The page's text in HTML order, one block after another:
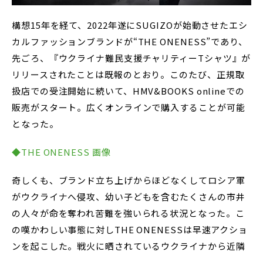
構想15年を経て、2022年遂にSUGIZOが始動させたエシ
カルファッションブランドが“THE ONENESS”であり、
先ごろ、『ウクライナ難民支援チャリティーTシャツ』が
リリースされたことは既報のとおり。このたび、正規取
扱店での受注開始に続いて、HMV&BOOKS onlineでの
販売がスタート。広くオンラインで購入することが可能
となった。
◆THE ONENESS 画像
奇しくも、ブランド立ち上げからほどなくしてロシア軍
がウクライナへ侵攻、幼い子どもを含むたくさんの市井
の人々が命を奪われ苦難を強いられる状況となった。こ
の嘆かわしい事態に対しTHE ONENESSは早速アクショ
ンを起こした。戦火に晒されているウクライナから近隣